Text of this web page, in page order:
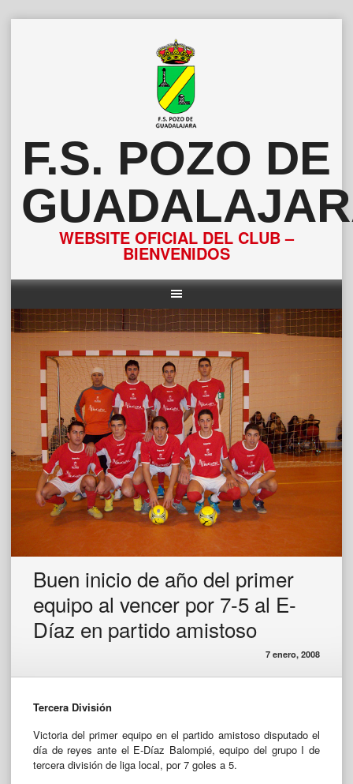
F.S. POZO DE
WEBSITE OFICIAL DEL CLUB –
BIENVENIDOS
Buen inicio de año del primer
equipo al vencer por 7-5 al E-
Díaz en partido amistoso
7 enero, 2008
Tercera División
Victoria del primer equipo en el partido amistoso disputado el
día de reyes ante el E-Díaz Balompié, equipo del grupo I de
tercera división de liga local, por 7 goles a 5.